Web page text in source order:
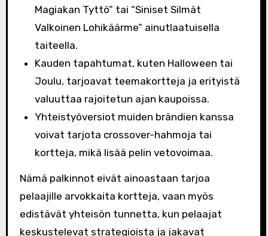
Magiakan Tyttö” tai “Siniset Silmät
Valkoinen Lohikäärme” ainutlaatuisella
taiteella.
Kauden tapahtumat, kuten Halloween tai
Joulu, tarjoavat teemakortteja ja erityistä
valuuttaa rajoitetun ajan kaupoissa.
Yhteistyöversiot muiden brändien kanssa
voivat tarjota crossover-hahmoja tai
kortteja, mikä lisää pelin vetovoimaa.
Nämä palkinnot eivät ainoastaan tarjoa
pelaajille arvokkaita kortteja, vaan myös
edistävät yhteisön tunnetta, kun pelaajat
keskustelevat strategioista ja jakavat